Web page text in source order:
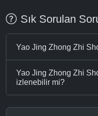
Sık Sorulan
Yao Jing Zhong Zhi
Yao Jing Zhong Zhi
izlenebilir mi?